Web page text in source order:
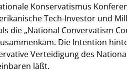
Konservatismus
Tech-Investor und
die „National Convervatism
Die Intention
Verteidigung des
läßt.